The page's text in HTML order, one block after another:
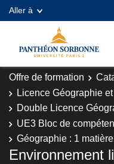
Aller à
Offre de formation
Licence Géographie
Double Licence
UE3 Bloc de
Géographie : 1
Environnement